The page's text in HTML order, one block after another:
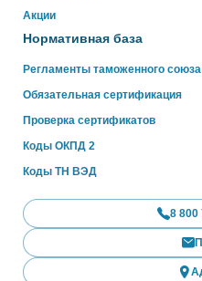
Акции
Нормативная база
Регламенты таможенного союза
Обязательная сертификация
Проверка сертификатов
Коды ОКПД 2
Коды ТН ВЭД
8 800